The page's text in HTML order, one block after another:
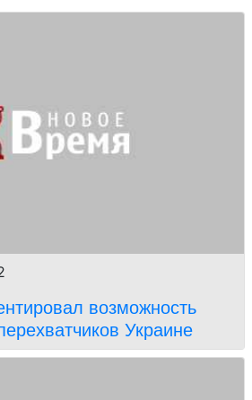
возможность
Украине